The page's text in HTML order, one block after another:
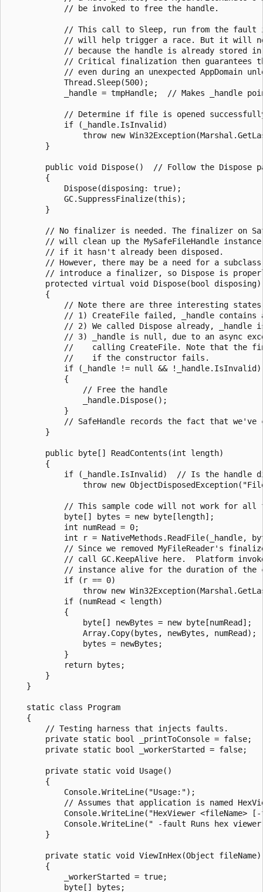
            // be invoked to free the handle.
// This call to Sleep, run from the fault
// will help trigger a race. But it will
// because the handle is already stored
// Critical finalization then guarantees
// even during an unexpected AppDomain
            Thread.Sleep(500);
_handle = tmpHandle;  // Makes _handle
// Determine if file is opened
            if (_handle.IsInvalid)
throw new
        }
public void Dispose()  // Follow the Dispose
        {
            Dispose(disposing: true);
            GC.SuppressFinalize(this);
        }
// No finalizer is needed. The finalizer on
// will clean up the MySafeFileHandle
        // if it hasn't already been disposed.
// However, there may be a need for a subclass
// introduce a finalizer, so Dispose is
        protected virtual void Dispose(bool disposing)
        {
// Note there are three interesting
// 1) CreateFile failed, _handle contains
// 2) We called Dispose already, _handle
// 3) _handle is null, due to an async
//    calling CreateFile. Note that the
            //    if the constructor fails.
            if (_handle != null && !_handle.IsInvalid)
            {
                // Free the handle
                _handle.Dispose();
            }
// SafeHandle records the fact that we've
        }
        public byte[] ReadContents(int length)
        {
if (_handle.IsInvalid)  // Is the handle
throw new
// This sample code will not work for all
            byte[] bytes = new byte[length];
            int numRead = 0;
int r = NativeMethods.ReadFile(_handle,
// Since we removed MyFileReader's
// call GC.KeepAlive here.  Platform
// instance alive for the duration of the
            if (r == 0)
throw new
            if (numRead < length)
            {
                byte[] newBytes = new byte[numRead];
                Array.Copy(bytes, newBytes, numRead);
                bytes = newBytes;
            }
            return bytes;
        }
    }
    static class Program
    {
        // Testing harness that injects faults.
        private static bool _printToConsole = false;
        private static bool _workerStarted = false;
        private static void Usage()
        {
            Console.WriteLine("Usage:");
// Assumes that application is named
Console.WriteLine("HexViewer <fileName>
Console.WriteLine(" -fault Runs hex
        }
        private static void ViewInHex(Object fileName)
        {
            _workerStarted = true;
            byte[] bytes;